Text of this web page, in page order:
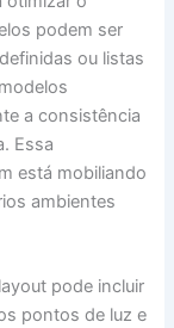
podem ser
ou listas
a consistência
Essa
está mobiliando
ambientes
pode incluir
pontos de luz e